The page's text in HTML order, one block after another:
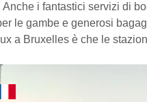
i fantastici servizi di
le gambe e generosi
a Bruxelles è che le